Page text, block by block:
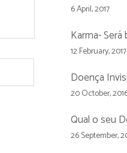
6 April, 2017
Karma-
12 February, 2017
Doença
20 October,
Qual o seu
26 September,